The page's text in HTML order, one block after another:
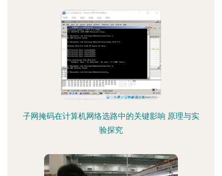
子网掩码在计算机网络选路中的关键影响 原理与实
验探究